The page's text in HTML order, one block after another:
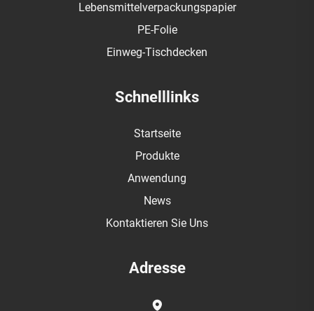
Lebensmittelverpackungspapier
PE-Folie
Einweg-Tischdecken
Schnelllinks
Startseite
Produkte
Anwendung
News
Kontaktieren Sie Uns
Adresse